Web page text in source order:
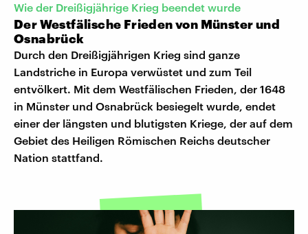
Wie der Dreißigjährige Krieg beendet wurde
Der Westfälische Frieden von Münster und
Osnabrück
Durch den Dreißigjährigen Krieg sind ganze
Landstriche in Europa verwüstet und zum Teil
entvölkert. Mit dem Westfälischen Frieden, der 1648
in Münster und Osnabrück besiegelt wurde, endet
einer der längsten und blutigsten Kriege, der auf dem
Gebiet des Heiligen Römischen Reichs deutscher
Nation stattfand.